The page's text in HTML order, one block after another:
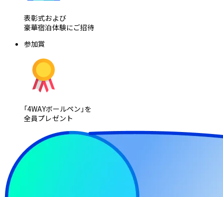
表彰式および
豪華宿泊体験にご招待
参加賞
「4WAYボールペン」を
全員プレゼント